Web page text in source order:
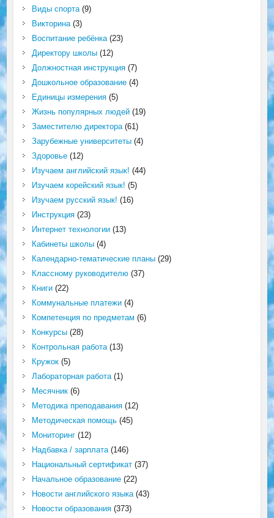
Виды спорта(9)
Викторина(3)
Воспитание ребёнка(23)
Директору школы(12)
Должностная инструкция(7)
Дошкольное образование(4)
Единицы измерения(5)
Жизнь популярных людей(19)
Заместителю директора(61)
Зарубежные университеты(4)
Здоровье(12)
Изучаем английский язык! (44)
Изучаем корейский язык! (5)
Изучаем русский язык! (16)
Инструкция(23)
Интернет технологии(13)
Кабинеты школы(4)
Календарно-тематические планы(29)
Классному руководителю(37)
Книги(22)
Коммунальные платежи(4)
Компетенция по предметам (6)
Конкурсы(28)
Контрольная работа(13)
Кружок(5)
Лабораторная работа(1)
Месячник(6)
Методика преподавания(12)
Методическая помощь(45)
Мониторинг(12)
Надбавка / зарплата(146)
Национальный сертификат(37)
Начальное образование(22)
Новости английского языка(43)
Новости образования(373)